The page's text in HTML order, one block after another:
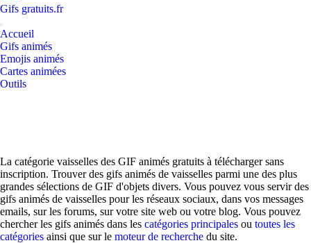
Gifs gratuits.fr
Accueil
Gifs animés
Emojis animés
Cartes animées
Outils
La catégorie vaisselles des GIF animés gratuits à télécharger sans
inscription. Trouver des gifs animés de vaisselles parmi une des plus
grandes sélections de GIF d'objets divers. Vous pouvez vous servir des
gifs animés de vaisselles pour les réseaux sociaux, dans vos messages
emails, sur les forums, sur votre site web ou votre blog. Vous pouvez
chercher les gifs animés dans les catégories principales ou toutes les
catégories ainsi que sur le moteur de recherche du site.